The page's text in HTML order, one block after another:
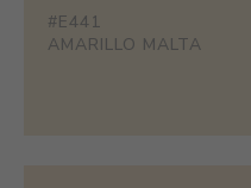
#E441
AMARILLO MALTA